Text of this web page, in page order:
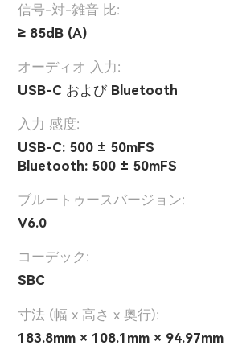
信号-対-雑音 比:
≥ 85dB (A)
オーディオ 入力:
USB-C および Bluetooth
入力 感度:
USB-C: 500 ± 50mFS
Bluetooth: 500 ± 50mFS
ブルートゥースバージョン:
V6.0
コーデック:
SBC
寸法 (幅 x 高さ x 奥行):
183.8mm × 108.1mm × 94.97mm